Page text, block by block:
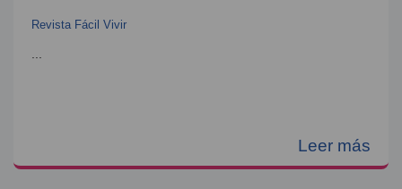
Revista Fácil Vivir
Leer más